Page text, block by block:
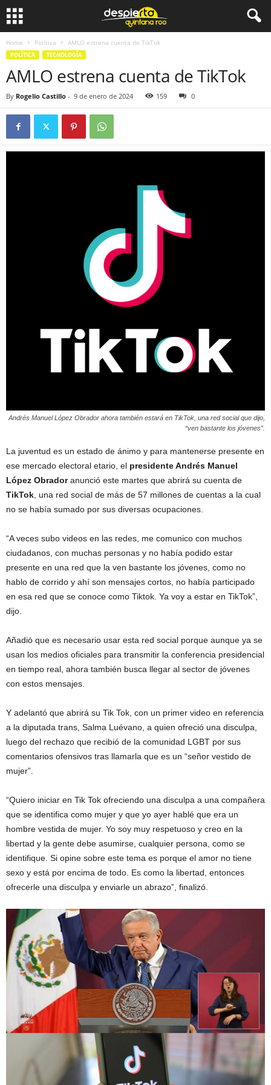
Home Política AMLO estrena cuenta de TikTok
POLÍTICA TECNOLOGÍA
AMLO estrena cuenta de TikTok
By Rogelio Castillo - 9 de enero de 2024 159 0
Andrés Manuel López Obrador ahora también estará en TikTok, una red social que dijo,
“ven bastante los jóvenes”.
La juventud es un estado de ánimo y para mantenerse presente en
ese mercado electoral etario, el presidente Andrés Manuel
López Obradoranunció este martes que abrirá su cuenta de
TikTok , una red social de más de 57 millones de cuentas a la cual
no se había sumado por sus diversas ocupaciones.
“A veces subo videos en las redes, me comunico con muchos
ciudadanos, con muchas personas y no había podido estar
presente en una red que la ven bastante los jóvenes, como no
hablo de corrido y ahí son mensajes cortos, no había participado
en esa red que se conoce como Tiktok. Ya voy a estar en TikTok”,
dijo.
Añadió que es necesario usar esta red social porque aunque ya se
usan los medios oficiales para transmitir la conferencia presidencial
en tiempo real, ahora también busca llegar al sector de jóvenes
con estos mensajes.
Y adelantó que abrirá su Tik Tok, con un primer video en referencia
a la diputada trans, Salma Luévano, a quien ofreció una disculpa,
luego del rechazo que recibió de la comunidad LGBT por sus
comentarios ofensivos tras llamarla que es un “señor vestido de
mujer”.
“Quiero iniciar en Tik Tok ofreciendo una disculpa a una compañera
que se identifica como mujer y que yo ayer hablé que era un
hombre vestida de mujer. Yo soy muy respetuoso y creo en la
libertad y la gente debe asumirse, cualquier persona, como se
identifique. Si opine sobre este tema es porque el amor no tiene
sexo y está por encima de todo. Es como la libertad, entonces
ofrecerle una disculpa y enviarle un abrazo”, finalizó.